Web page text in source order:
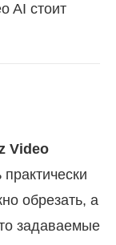
AI стоит
Video
обрезать, а
задаваемые